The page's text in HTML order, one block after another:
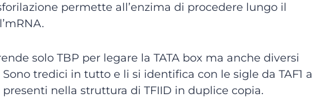
permette all’enzima di procedere lungo il
solo TBP per legare la TATA box ma anche diversi
Sono tredici in tutto e li si identifica con le sigle da TAF1 a
presenti nella struttura di TFIID in duplice copia.